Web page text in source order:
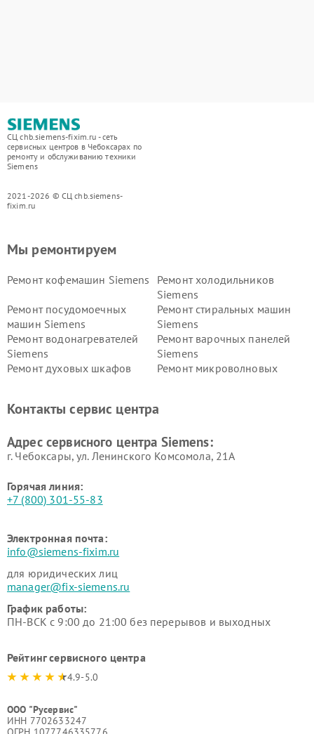
СЦ chb.siemens-fixim.ru - сеть
сервисных центров в Чебоксарах по
ремонту и обслуживанию техники
Siemens
2021-2026 © СЦ chb.siemens-
fixim.ru
Мы ремонтируем
Ремонт кофемашин Siemens
Ремонт холодильников
Siemens
Ремонт посудомоечных
машин Siemens
Ремонт стиральных машин
Siemens
Ремонт водонагревателей
Siemens
Ремонт варочных панелей
Siemens
Ремонт духовых шкафов
Ремонт микроволновых
Siemens
Siemens
Siemens
Siemens
Контакты сервис центра
Адрес сервисного центра Siemens:
г. Чебоксары, ул. Ленинского Комсомола, 21А
Горячая линия:
+7 (800) 301-55-83
Электронная почта:
info@siemens-fixim.ru
для юридических лиц
manager@fix-siemens.ru
График работы:
ПН-ВСК с 9:00 до 21:00 без перерывов и выходных
Рейтинг сервисного центра
4.9-5.0
ООО "Русервис"
ИНН 7702633247